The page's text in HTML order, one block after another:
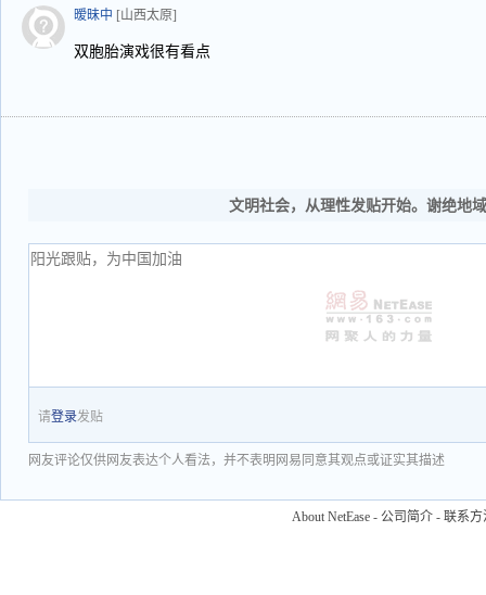
暧昧中 [山西太原]
双胞胎演戏很有看点
文明社会，从理性发贴开始。谢绝地
请登录发贴
网友评论仅供网友表达个人看法，并不表明网易同意其观点或证实其描述
About NetEase - 公司简介 - 联系方